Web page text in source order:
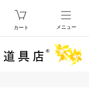
カート メニュー